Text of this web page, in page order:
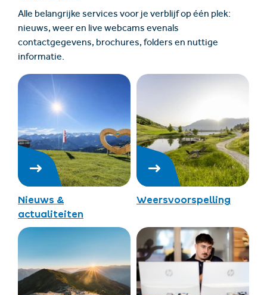
Alle belangrijke services voor je verblijf op één plek:
nieuws, weer en live webcams evenals
contactgegevens, brochures, folders en nuttige
informatie.
Nieuws &
actualiteiten
Weersvoorspelling